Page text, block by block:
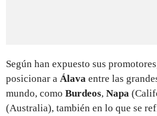
Según han expuesto sus
posicionar a Álava entre las
mundo, como Burdeos, Napa
(Australia), también en lo que se